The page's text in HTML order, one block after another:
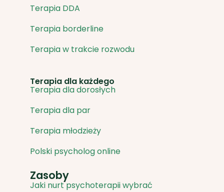
Terapia DDA
Terapia borderline
Terapia w trakcie rozwodu
Terapia dla każdego
Terapia dla dorosłych
Terapia dla par
Terapia młodzieży
Polski psycholog online
Zasoby
Jaki nurt psychoterapii wybrać